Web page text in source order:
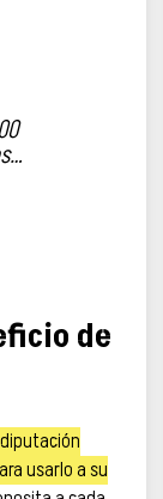
de
usarlo a su